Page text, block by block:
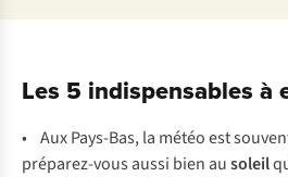
Les 5 indispensables à
• Aux Pays-Bas, la météo est
préparez-vous aussi bien ausoleil